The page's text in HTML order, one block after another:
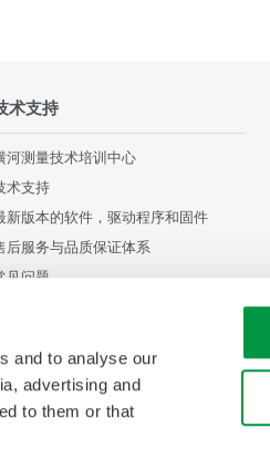
and to analyse our
advertising and
to them or that
术支持
河测量技术培训中心
术支持
新版本的软件，驱动程序和固件
后服务与品质保证体系
见问题